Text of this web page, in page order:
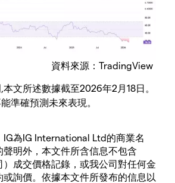
資料來源：TradingView
文所述數據截至2026年2月18日。
準確預測未來表現。
IG為IG International Ltd的商業名
明外，本文件所含信息不包含
）成交價格記錄，或我公司對任何金
詢價。依據本文件所發布的信息以